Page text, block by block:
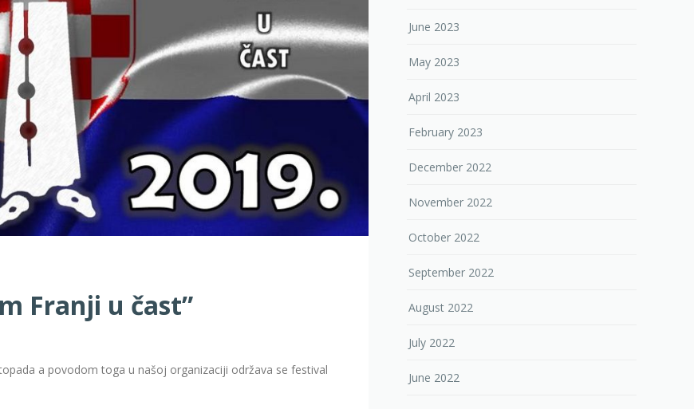
Franji u čast”
a povodom toga u našoj organizaciji održava se festival
June 2023
May 2023
April 2023
February 2023
December 2022
November 2022
October 2022
September 2022
August 2022
July 2022
June 2022